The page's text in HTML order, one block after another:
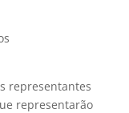
representantes
representarão